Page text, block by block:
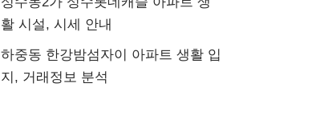
활 시설, 시세 안내
하중동 한강밤섬자이 아파트 생활 입
지, 거래정보 분석